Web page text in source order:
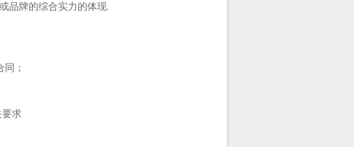
品牌的综合实力的体现.
；
求